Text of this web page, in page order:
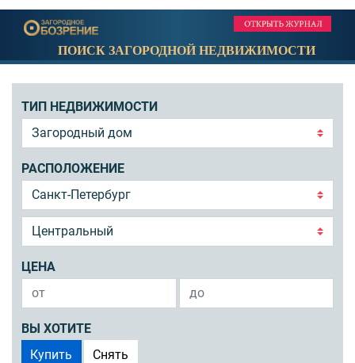
ПОИСК ЗАГОРОДНОЙ НЕДВИЖИМОСТИ
ТИП НЕДВИЖИМОСТИ
РАСПОЛОЖЕНИЕ
ЦЕНА
ВЫ ХОТИТЕ
Купить
Снять